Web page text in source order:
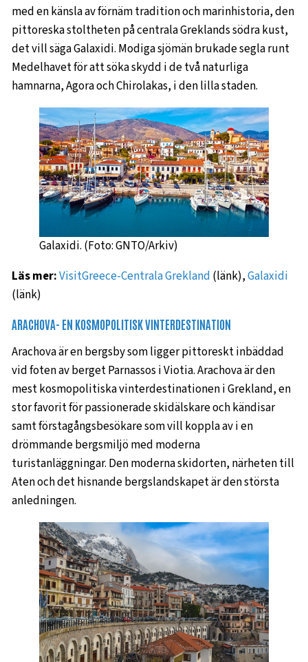
med en känsla av förnäm tradition och marinhistoria, den
pittoreska stoltheten på centrala Greklands södra kust,
det vill säga Galaxidi. Modiga sjömän brukade segla runt
Medelhavet för att söka skydd i de två naturliga
hamnarna, Agora och Chirolakas, i den lilla staden.
Galaxidi. (Foto: GNTO/Arkiv)
Läs mer:VisitGreece-Centrala Grekland (länk),Galaxidi
(länk)
ARACHOVA- EN KOSMOPOLITISK VINTERDESTINATION
Arachova är en bergsby som ligger pittoreskt inbäddad
vid foten av berget Parnassos i Viotia. Arachova är den
mest kosmopolitiska vinterdestinationen i Grekland, en
stor favorit för passionerade skidälskare och kändisar
samt förstagångsbesökare som vill koppla av i en
drömmande bergsmiljö med moderna
turistanläggningar. Den moderna skidorten, närheten till
Aten och det hisnande bergslandskapet är den största
anledningen.